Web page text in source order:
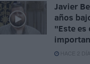
Javier
años
"Este es
HACE 2 DÍAS